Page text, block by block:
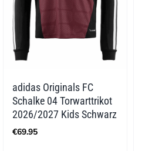
adidas Originals FC
Schalke 04 Torwarttrikot
2026/2027 Kids Schwarz
€69.95